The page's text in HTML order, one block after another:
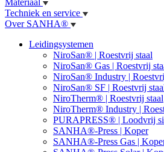
Materiaal
Techniek en service
Over SANHA®
Leidingsystemen
NiroSan® | Roestvrij staal
NiroSan® Gas | Roestvrij
NiroSan® Industry |
NiroSan® SF | Roestvrij
NiroTherm® | Roestvrij staal
NiroTherm® Industry |
PURAPRESS® | Loodvrij
SANHA®-Press | Koper
SANHA®-Press Gas |